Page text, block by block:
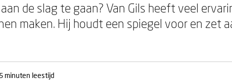
de slag te gaan? Van Gils heeft veel
maken. Hij houdt een spiegel voor en zet
minuten leestijd